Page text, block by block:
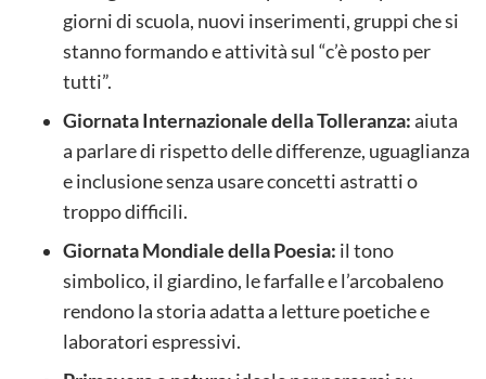
giorni di scuola, nuovi inserimenti, gruppi che si
stanno formando e attività sul “c’è posto per
tutti”.
Giornata Internazionale della Tolleranza:aiuta
a parlare di rispetto delle differenze, uguaglianza
e inclusione senza usare concetti astratti o
troppo difficili.
Giornata Mondiale della Poesia: il tono
simbolico, il giardino, le farfalle e l’arcobaleno
rendono la storia adatta a letture poetiche e
laboratori espressivi.